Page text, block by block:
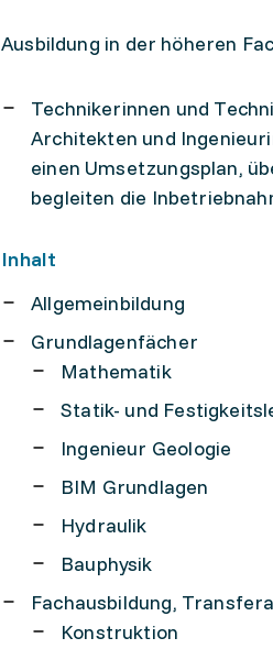
Ausbildung in der höheren
Technikerinnen und
Architekten und
einen Umsetzungsplan,
begleiten die
Inhalt
Allgemeinbildung
Grundlagenfächer
Mathematik
Statik- und
Ingenieur Geologie
BIM Grundlagen
Hydraulik
Bauphysik
Fachausbildung,
Konstruktion